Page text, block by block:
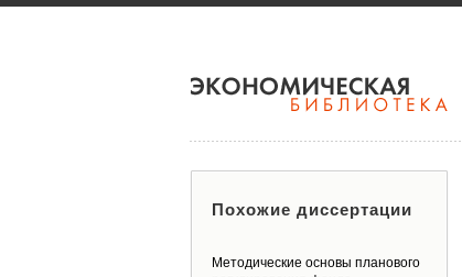
Похожие диссертации
Методические основы планового